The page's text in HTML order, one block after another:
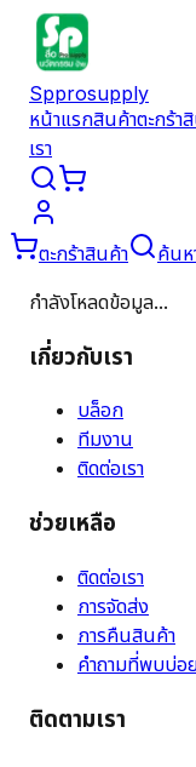
Spprosupply
หน้าแรกสินค้าตะกร้า
เรา
ตะกร้าสินค้า
ค้นห
กำลังโหลดข้อมูล...
เกี่ยวกับเรา
บล็อก
ทีมงาน
ติดต่อเรา
ช่วยเหลือ
ติดต่อเรา
การจัดส่ง
การคืนสินค้า
คำถามที่พบบ่อ
ติดตามเรา